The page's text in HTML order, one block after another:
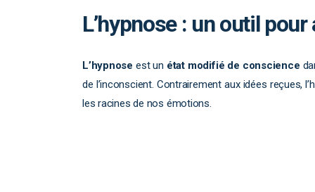
L’hypnose : un outil
L’hypnose est un état modifié de conscience
de l’inconscient. Contrairement aux idées reçues,
les racines de nos émotions.